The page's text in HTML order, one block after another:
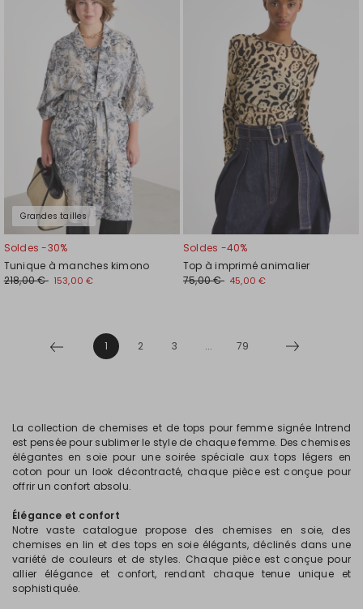
Grandes tailles
Soldes -30%
Tunique à manches kimono
218,00 € 153,00 €
Soldes -40%
Top à imprimé animalier
75,00 € 45,00 €
1 2 3 ... 79
La collection de chemises et de tops pour femme signée Intrend
est pensée pour sublimer le style de chaque femme. Des chemises
élégantes en soie pour une soirée spéciale aux tops légers en
coton pour un look décontracté, chaque pièce est conçue pour
offrir un confort absolu.
Élégance et confort
Notre vaste catalogue propose des chemises en soie, des
chemises en lin et des tops en soie élégants, déclinés dans une
variété de couleurs et de styles. Chaque pièce est conçue pour
allier élégance et confort, rendant chaque tenue unique et
sophistiquée.